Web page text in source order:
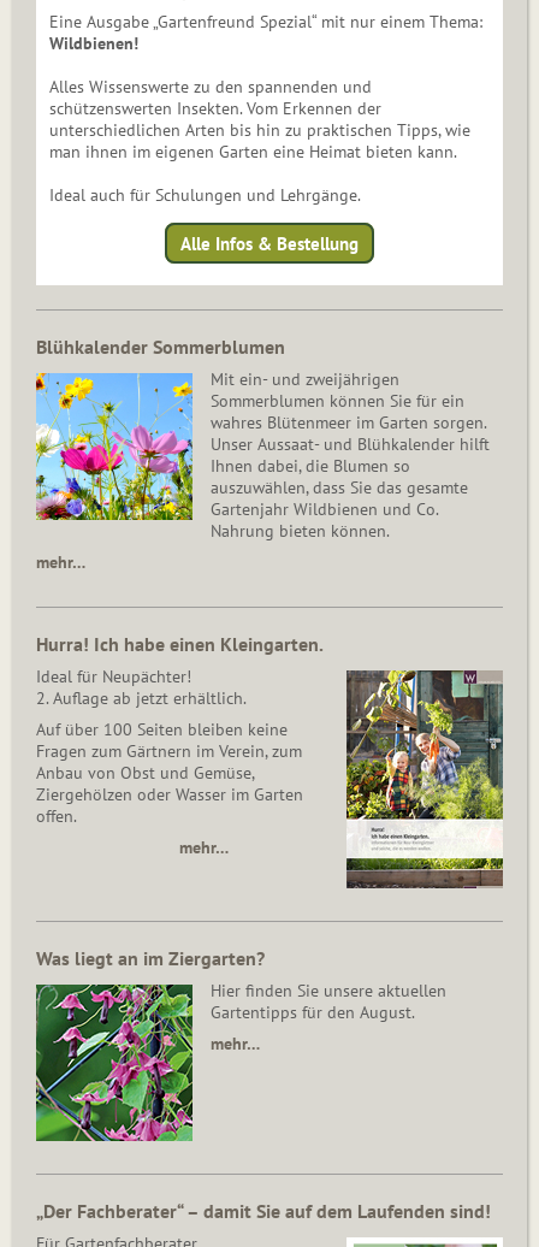
Eine Ausgabe „Gartenfreund Spezial“ mit nur einem Thema:
Wildbienen!
Alles Wissenswerte zu den spannenden und
schützenswerten Insekten. Vom Erkennen der
unterschiedlichen Arten bis hin zu praktischen Tipps, wie
man ihnen im eigenen Garten eine Heimat bieten kann.
Ideal auch für Schulungen und Lehrgänge.
Alle Infos & Bestellung
Blühkalender Sommerblumen
Mit ein- und zweijährigen
Sommerblumen können Sie für ein
wahres Blütenmeer im Garten sorgen.
Unser Aussaat- und Blühkalender hilft
Ihnen dabei, die Blumen so
auszuwählen, dass Sie das gesamte
Gartenjahr Wildbienen und Co.
Nahrung bieten können.
mehr…
Hurra! Ich habe einen Kleingarten.
Ideal für Neupächter!
2. Auflage ab jetzt erhältlich.
Auf über 100 Seiten bleiben keine
Fragen zum Gärtnern im Verein, zum
Anbau von Obst und Gemüse,
Ziergehölzen oder Wasser im Garten
offen.
mehr…
Was liegt an im Ziergarten?
Hier finden Sie unsere aktuellen
Gartentipps für den August.
mehr…
„Der Fachberater“ – damit Sie auf dem Laufenden sind!